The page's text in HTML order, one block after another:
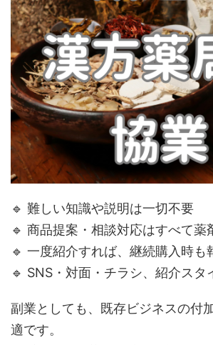
🔹 難しい知識や説明は一切不要
🔹 商品提案・相談対応はすべて薬
🔹 一度紹介すれば、継続購入時も
🔹 SNS・対面・チラシ、紹介スタ
副業としても、既存ビジネスの付
適です。